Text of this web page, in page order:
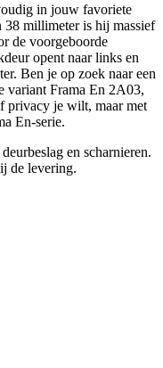
in jouw favoriete
millimeter is hij massief
de voorgeboorde
opent naar links en
Ben je op zoek naar een
variant Frama En 2A03,
privacy je wilt, maar met
En-serie.
en scharnieren.
de levering.